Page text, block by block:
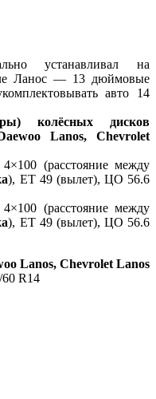
устанавливал на
Ланос — 13 дюймовые
авто 14
колёсных дисков
Lanos, Chevrolet
(расстояние между
), ET 49 (вылет), ЦО 56.6
(расстояние между
), ET 49 (вылет), ЦО 56.6
Lanos, Chevrolet Lanos
R14